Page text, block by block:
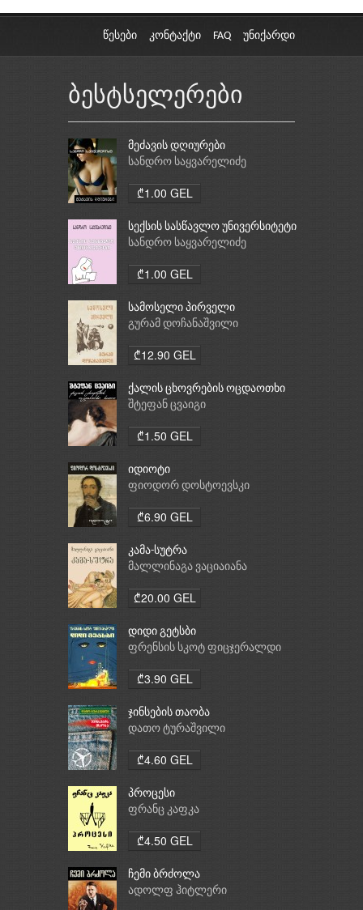
წესები კონტაქტი FAQ უნიქარდი
ბესტსელერები
მეძავის დღიურები
სანდრო საყვარელიძე
₾1.00 GEL
სექსის სასწავლო უნივერსიტეტი
სანდრო საყვარელიძე
₾1.00 GEL
სამოსელი პირველი
გურამ დოჩანაშვილი
₾12.90 GEL
ქალის ცხოვრების ოცდაოთხი
საათი
შტეფან ცვაიგი
₾1.50 GEL
იდიოტი
ფიოდორ დოსტოევსკი
₾6.90 GEL
კამა-სუტრა
მალლინაგა ვაციაიანა
₾20.00 GEL
დიდი გეტსბი
ფრენსის სკოტ ფიცჯერალდი
₾3.90 GEL
ჯინსების თაობა
დათო ტურაშვილი
₾4.60 GEL
პროცესი
ფრანც კაფკა
₾4.50 GEL
ჩემი ბრძოლა
ადოლფ ჰიტლერი